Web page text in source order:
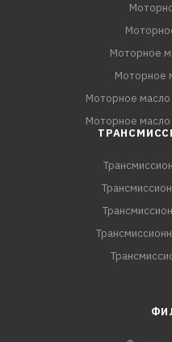
Моторное
Моторное
Моторное масло
Моторное масло